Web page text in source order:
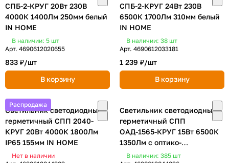
СПБ-2-КРУГ 20Вт 230В
4000К 1400Лм 250мм белый
IN HOME
В наличии: 5 шт
Арт. 4690612020655
833 ₽/шт
В корзину
СПБ-2-КРУГ 24Вт 230В
6500К 1700Лм 310мм белый
IN HOME
В наличии: 38 шт
Арт. 4690612033181
1 239 ₽/шт
В корзину
Распродажа
Светильник светодиодный
герметичный СПП 2040-
КРУГ 20Вт 4000К 1800Лм
IP65 155мм IN HOME
Нет в наличии
Светильник светодиодный
герметичный СПП
ОAД-1565-КРУГ 15Вт 6500К
1350Лм с оптико-
акустическим датчиком IP65
В наличии: 385 шт